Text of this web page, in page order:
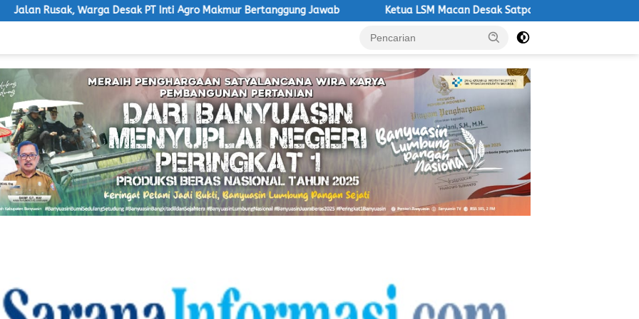
Desak PT Inti Agro Makmur Bertanggung Jawab Ketua LSM Macan Desak Satpol PP Tegakkan Aturan, Operasional PKS